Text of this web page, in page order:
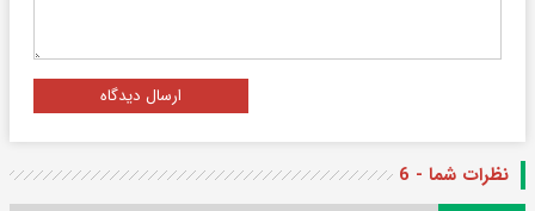
ارسال دیدگاه
نظرات شما - 6